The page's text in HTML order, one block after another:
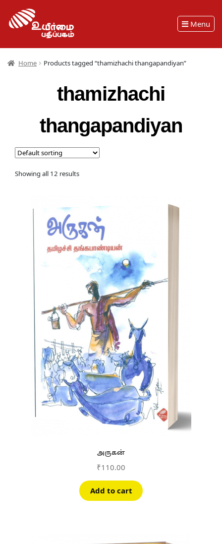
Menu
Home Products tagged “thamizhachi thangapandiyan”
thamizhachi
thangapandiyan
Showing all 12 results
அருகன்
₹110.00
Add to cart